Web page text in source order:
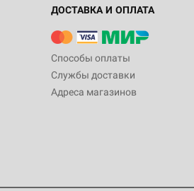
ДОСТАВКА И ОПЛАТА
Способы оплаты
Службы доставки
Адреса магазинов